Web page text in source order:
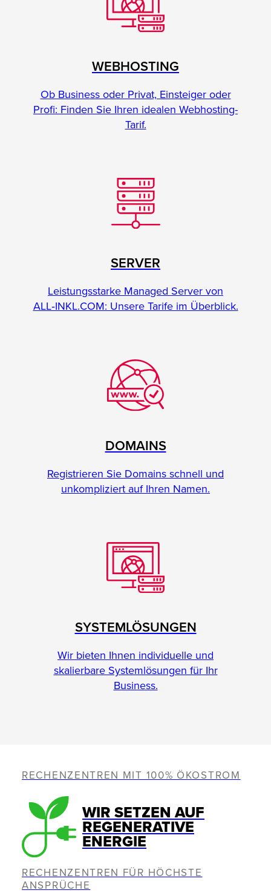
WEBHOSTING
Ob Business oder Privat, Einsteiger oder
Profi: Finden Sie Ihren idealen Webhosting-
Tarif.
SERVER
Leistungsstarke Managed Server von
ALL‑INKL.COM: Unsere Tarife im Überblick.
DOMAINS
Registrieren Sie Domains schnell und
unkompliziert auf Ihren Namen.
SYSTEMLÖSUNGEN
Wir bieten Ihnen individuelle und
skalierbare Systemlösungen für Ihr
Business.
RECHENZENTREN MIT 100% ÖKOSTROM
WIR SETZEN AUF
REGENERATIVE
ENERGIE
RECHENZENTREN FÜR HÖCHSTE
ANSPRÜCHE